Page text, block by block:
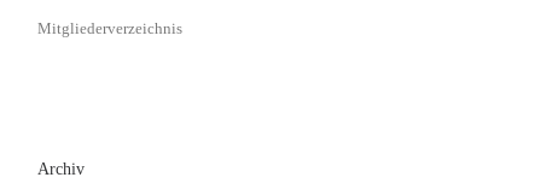
Mitgliederverzeichnis
Archiv